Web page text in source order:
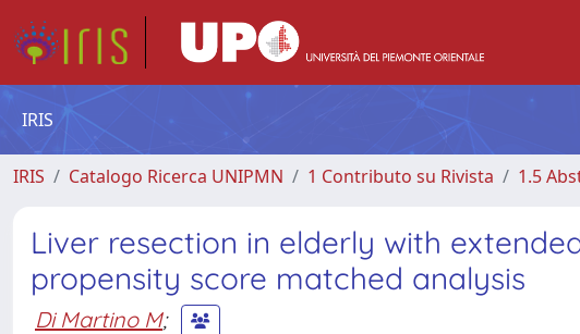
IRIS
IRIS Catalogo Ricerca UNIPMN 1 Contributo su Rivista 1.5
Liver resection in elderly with
propensity score matched analysis
Di Martino M;